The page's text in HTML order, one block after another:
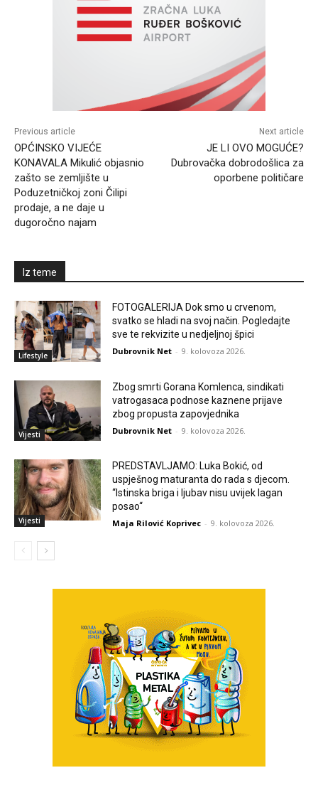
Previous article
OPĆINSKO VIJEĆE
KONAVALA Mikulić objasnio
zašto se zemljište u
Poduzetničkoj zoni Čilipi
prodaje, a ne daje u
dugoročno najam
Next article
JE LI OVO MOGUĆE?
Dubrovačka dobrodošlica za
oporbene političare
Iz teme
Lifestyle
FOTOGALERIJA Dok smo u crvenom,
svatko se hladi na svoj način. Pogledajte
sve te rekvizite u nedjeljnoj špici
Dubrovnik Net - 9. kolovoza 2026.
Vijesti
Zbog smrti Gorana Komlenca, sindikati
vatrogasaca podnose kaznene prijave
zbog propusta zapovjednika
Dubrovnik Net - 9. kolovoza 2026.
Vijesti
PREDSTAVLJAMO: Luka Bokić, od
uspješnog maturanta do rada s djecom.
“Istinska briga i ljubav nisu uvijek lagan
posao“
Maja Rilović Koprivec - 9. kolovoza 2026.